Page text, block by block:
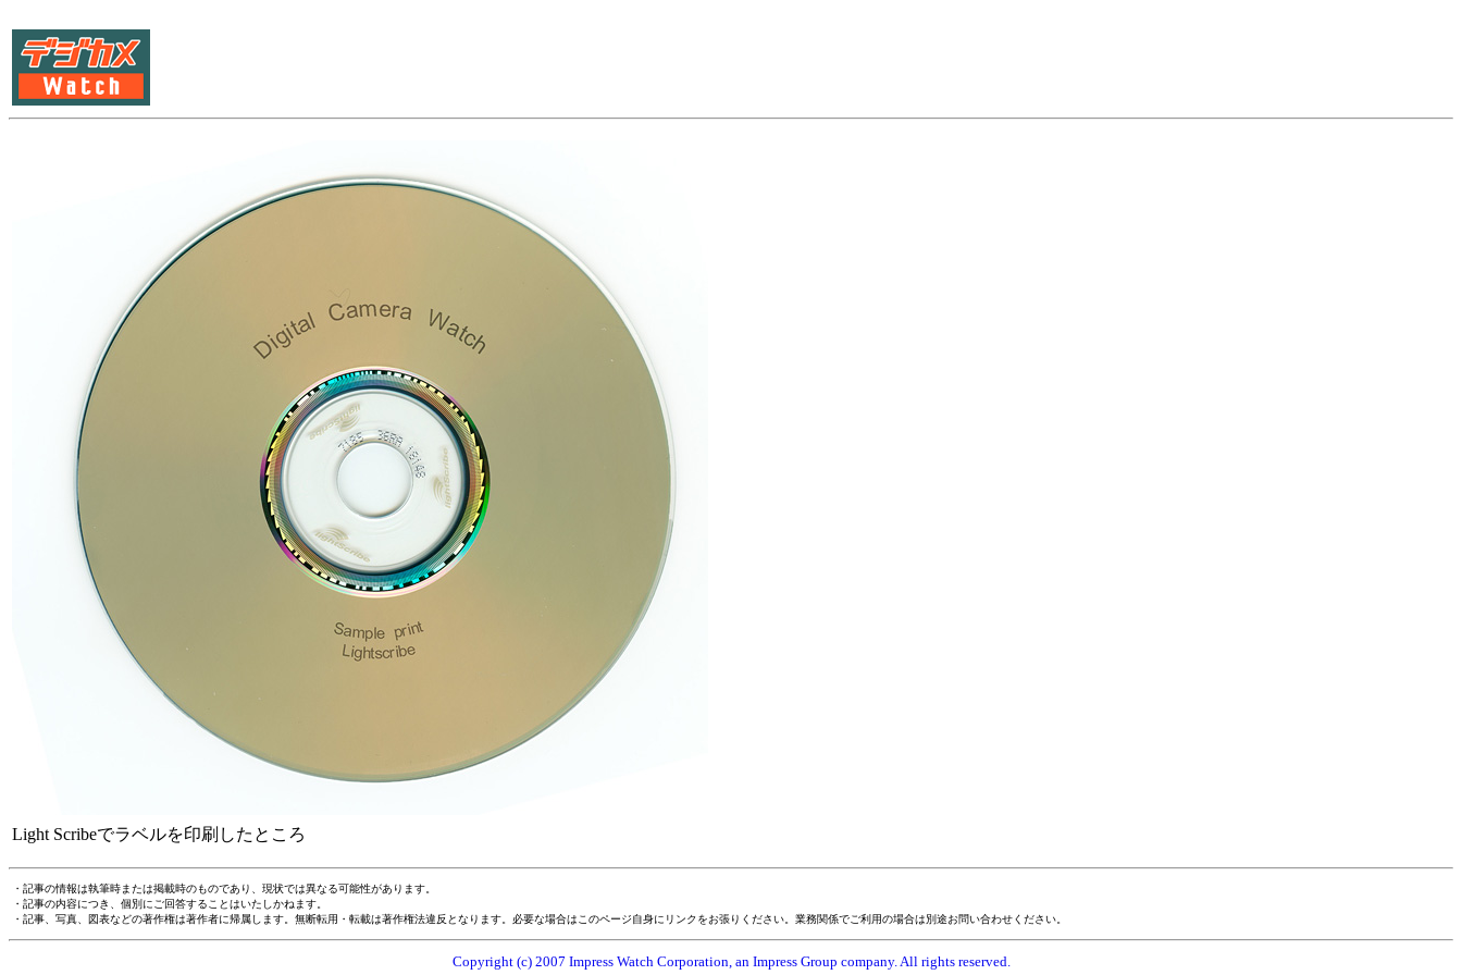
Light Scribeでラベルを印刷したところ
・記事の情報は執筆時または掲載時のものであり、現状では異なる可能性があります。
・記事の内容につき、個別にご回答することはいたしかねます。
・記事、写真、図表などの著作権は著作者に帰属します。無断転用・転載は著作権法違反となります。必要な場合はこのページ自身にリンクをお張りください。業務関係でご利用の場合は別途お問い合わせください。
Copyright (c) 2007 Impress Watch Corporation, an Impress Group company. All rights reserved.